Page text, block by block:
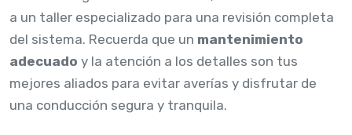
a un taller especializado para una revisión completa
del sistema. Recuerda que un mantenimiento
adecuado y la atención a los detalles son tus
mejores aliados para evitar averías y disfrutar de
una conducción segura y tranquila.